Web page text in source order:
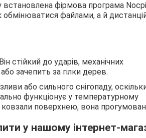
​​фірмова програма
обмінюватися файлами, а й
стійкий до ударів, механічних
зачепить за гілки дерев.
або сильного снігопаду,
функціонує у температурному
ковзали поверхнею, вона
у нашому інтернет-